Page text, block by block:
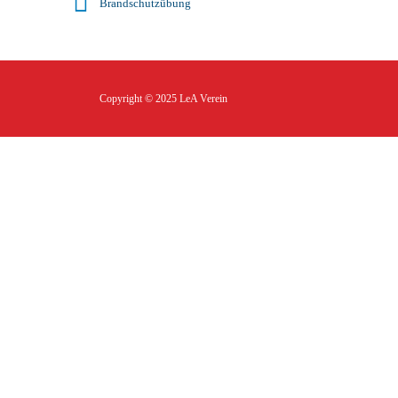
Brandschutzübung
Copyright © 2025 LeA Verein